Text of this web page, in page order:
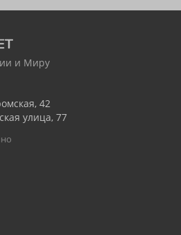
и Миру
42
улица, 77